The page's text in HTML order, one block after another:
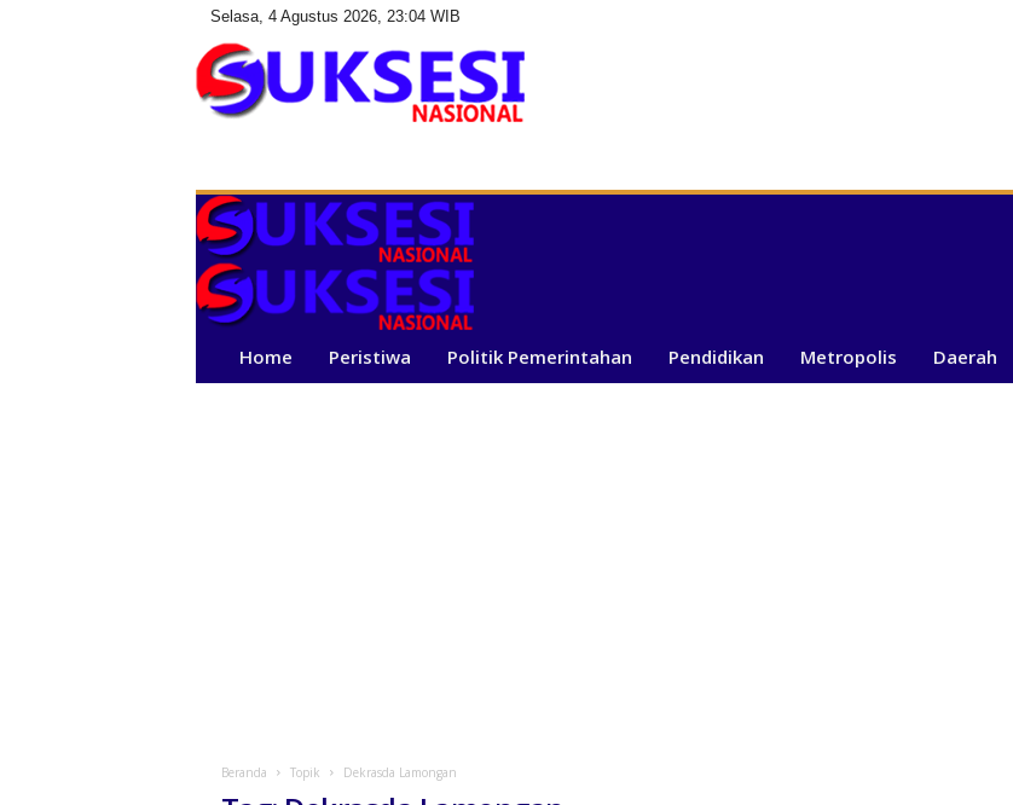
Selasa, 4 Agustus 2026, 23:04 WIB
s
e
i
N
i
Home Peristiwa Politik Pemerintahan Pendidikan Metropolis Daerah
Beranda Topik Dekrasda Lamongan